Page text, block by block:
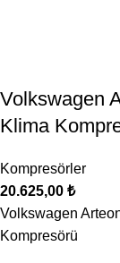
Volkswagen
Klima
Kompresörler
20.625,00 ₺
Volkswagen
Kompresörü